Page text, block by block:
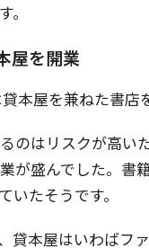
屋を開業
本屋を兼ねた書店
のはリスクが高い
が盛んでした。書
いたそうです。
本屋はいわばファ